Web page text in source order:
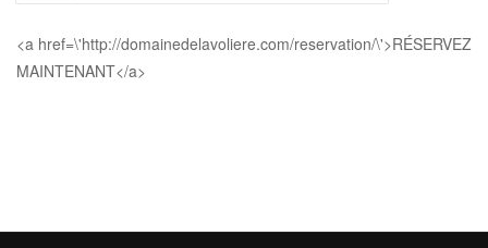
<a href=\'http://domainedelavoliere.com/reservation/\'>RÉSERVEZ
MAINTENANT</a>